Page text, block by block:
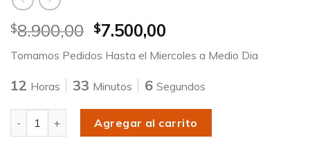
$8.900,00 $7.500,00
Tomamos Pedidos Hasta el Miercoles a Medio Dia
12 Horas 33 Minutos 6 Segundos
Agregar al carrito